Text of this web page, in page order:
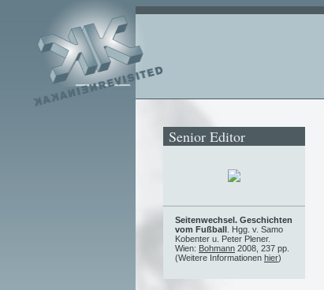
Senior Editor
Seitenwechsel. Geschichten
vom Fußball . Hgg. v. Samo
Kobenter u. Peter Plener.
Wien: Bohmann 2008, 237 pp.
(Weitere Informationen hier)